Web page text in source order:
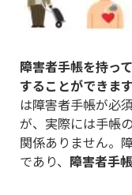
障害者手帳を持っ
することができます
は障害者手帳が必
が、実際には手帳
関係ありません。
であり、 障害者手